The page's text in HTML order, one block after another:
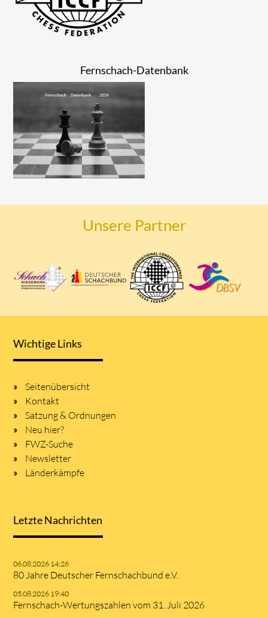
Fernschach-Datenbank
Unsere Partner
Wichtige Links
Seitenübersicht
Kontakt
Satzung & Ordnungen
Neu hier?
FWZ-Suche
Newsletter
Länderkämpfe
Letzte Nachrichten
06.08.2026 14:26
80 Jahre Deutscher Fernschachbund e.V.
05.08.2026 19:40
Fernschach-Wertungszahlen vom 31. Juli 2026